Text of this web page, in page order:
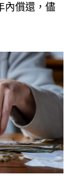
內償還，儘